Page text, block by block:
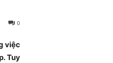
0
việc
Tuy